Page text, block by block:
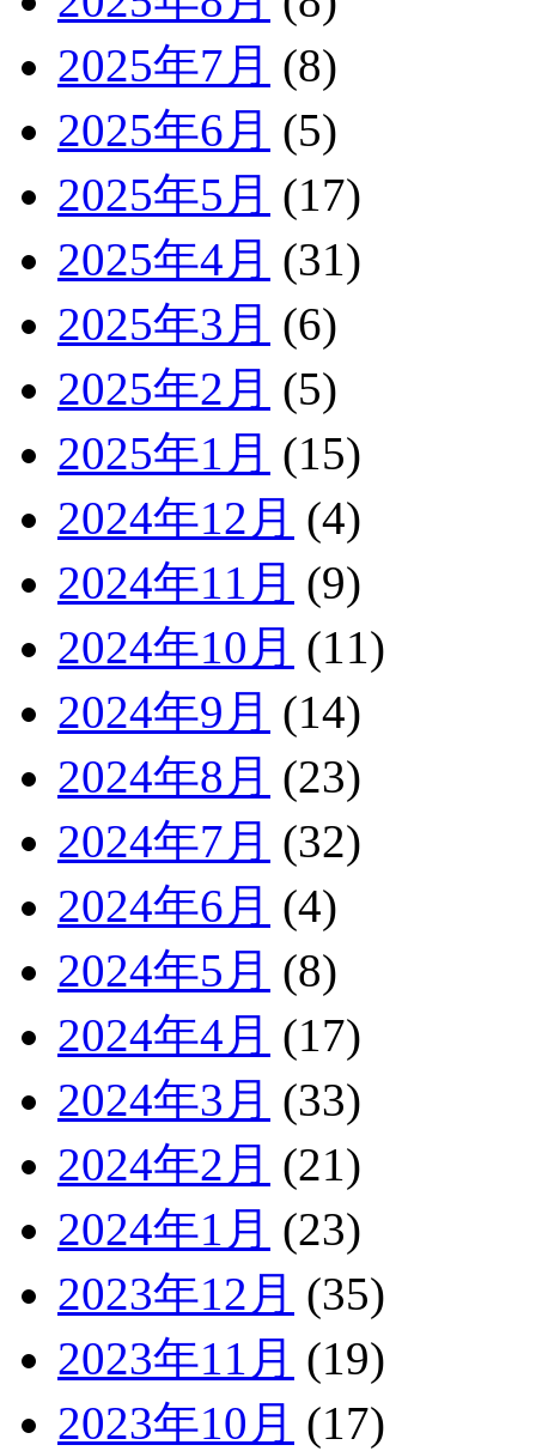
2025年7月 (8)
2025年6月 (5)
2025年5月 (17)
2025年4月 (31)
2025年3月 (6)
2025年2月 (5)
2025年1月 (15)
2024年12月 (4)
2024年11月 (9)
2024年10月 (11)
2024年9月 (14)
2024年8月 (23)
2024年7月 (32)
2024年6月 (4)
2024年5月 (8)
2024年4月 (17)
2024年3月 (33)
2024年2月 (21)
2024年1月 (23)
2023年12月 (35)
2023年11月 (19)
2023年10月 (17)